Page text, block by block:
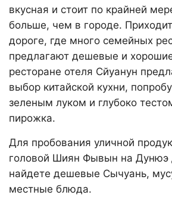
вкусная и стоит по крайней
больше, чем в городе.
дороге, где много семейных
предлагают дешевые и
ресторане отеля Сйуанун
выбор китайской кухни,
зеленым луком и глубоко
пирожка.
Для пробования уличной
головой Шиян Фывын на Дунюэ
найдете дешевые Сычуань,
местные блюда.